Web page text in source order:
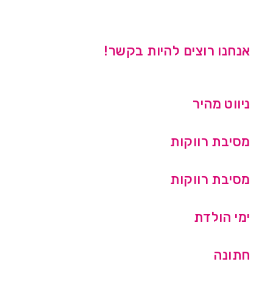
אנחנו רוצים להיות בקשר!
ניווט מהיר
מסיבת רווקות
מסיבת רווקות
ימי הולדת
חתונה